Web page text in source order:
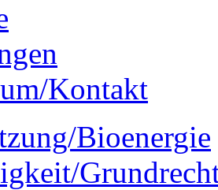
Kontakt
Bioenergie